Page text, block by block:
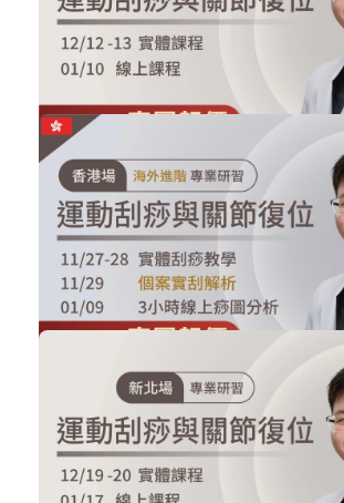
購買後有效期限：2026-11-15
2
2026/12/12-13 台中場 運動刮痧與關...
刮痧實體課程
購買後有效期限：2026-12-12
287
0
2026/11/27-29 香港 進階運動刮痧與...
刮痧實體課程
購買後有效期限：2026-11-27
0